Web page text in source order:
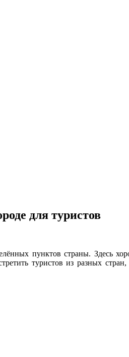
для туристов
пунктов страны. Здесь
туристов из разных стран,